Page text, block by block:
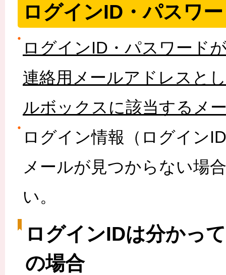
ログインID・パスワ
ログインID・パスワード
連絡用メールアドレスと
ルボックスに該当するメ
ログイン情報（ログイン
メールが見つからない場
い。
ログインIDは分かっ
の場合